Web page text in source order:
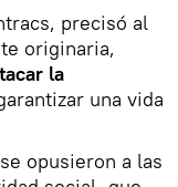
precisó al
originaria,
la
una vida
opusieron a las